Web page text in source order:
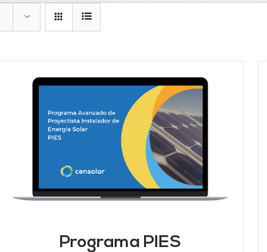
Programa PIES
Valorado
4.67 de 5
AÑADIR AL CARRITO / DETALLES